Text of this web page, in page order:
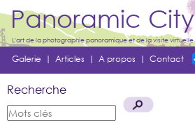
Panoramic City
L'art de la photographie panoramique et de la visite virtuelle
Galerie | Articles | A propos | Contact
Recherche